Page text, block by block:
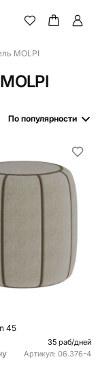
MOLPI
По популярности
45
35 раб/дней
Артикул: 06.376-4